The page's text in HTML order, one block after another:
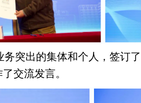
务突出的集体和个人，签订了
交流发言。